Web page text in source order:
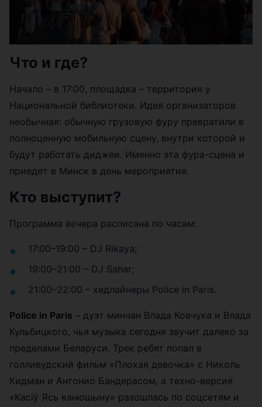
Что и где?
Начало – в 17:00, площадка – территория у
Национальной библиотеки. Идея организаторов
необычная: обычную грузовую фуру превратили в
полноценную мобильную сцену, внутри которой и
будут работать диджеи. Именно эта фура-сцена и
приедет в Минск в день мероприятия.
Кто выступит?
Программа вечера расписана по часам:
17:00–19:00 – DJ Rikaya;
19:00–21:00 – DJ Sahar;
21:00–22:00 – хедлайнеры Police in Paris.
Police in Paris – дуэт минчан Влада Ковчука и Влада
Кульбицкого, чья музыка сегодня звучит далеко за
пределами Беларуси. Трек ребят попал в
голливудский фильм «Плохая девочка» с Николь
Кидман и Антонио Бандерасом, а техно-версия
«Касіў Ясь канюшыну» разошлась по соцсетям и